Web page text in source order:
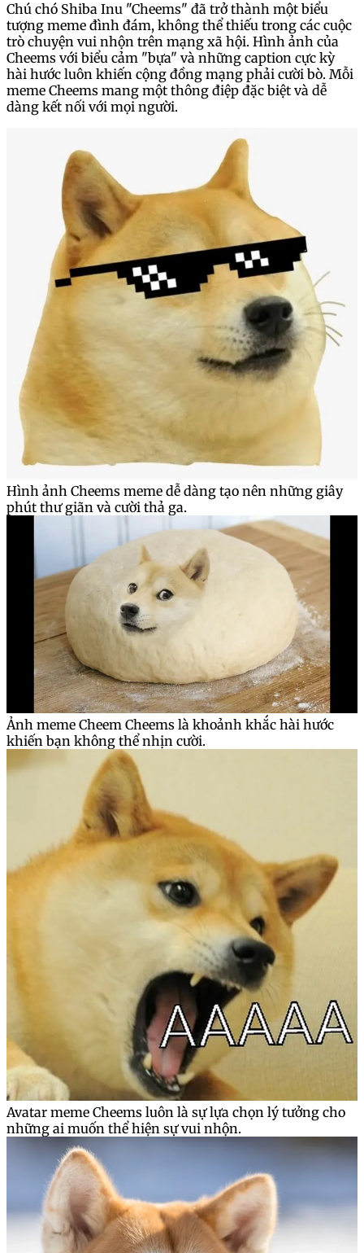
Chú chó Shiba Inu "Cheems" đã trở thành một biểu
tượng meme đình đám, không thể thiếu trong các cuộc
trò chuyện vui nhộn trên mạng xã hội. Hình ảnh của
Cheems với biểu cảm "bựa" và những caption cực kỳ
hài hước luôn khiến cộng đồng mạng phải cười bò. Mỗi
meme Cheems mang một thông điệp đặc biệt và dễ
dàng kết nối với mọi người.
Hình ảnh Cheems meme dễ dàng tạo nên những giây
phút thư giãn và cười thả ga.
Ảnh meme Cheem Cheems là khoảnh khắc hài hước
khiến bạn không thể nhịn cười.
Avatar meme Cheems luôn là sự lựa chọn lý tưởng cho
những ai muốn thể hiện sự vui nhộn.